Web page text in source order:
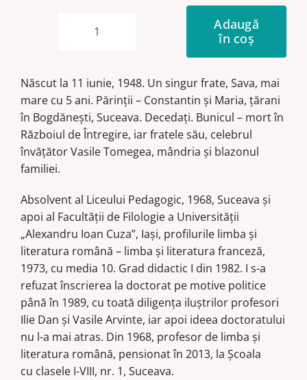
Cantitate
Adaugă
în coș
Născut la 11 iunie, 1948. Un singur frate, Sava, mai
mare cu 5 ani. Părinţii – Constantin şi Maria, ţărani
în Bogdăneşti, Suceava. Decedaţi. Bunicul – mort în
Războiul de Întregire, iar fratele său, celebrul
învățător Vasile Tomegea, mândria și blazonul
familiei.
Absolvent al Liceului Pedagogic, 1968, Suceava şi
apoi al Facultăţii de Filologie a Universităţii
„Alexandru Ioan Cuza”, Iaşi, profilurile limba şi
literatura română – limba şi literatura franceză,
1973, cu media 10. Grad didactic I din 1982. I s-a
refuzat înscrierea la doctorat pe motive politice
până în 1989, cu toată diligența iluștrilor profesori
Ilie Dan și Vasile Arvinte, iar apoi ideea doctoratului
nu l-a mai atras. Din 1968, profesor de limba şi
literatura română, pensionat în 2013, la Şcoala
cu clasele I-VIII, nr. 1, Suceava.